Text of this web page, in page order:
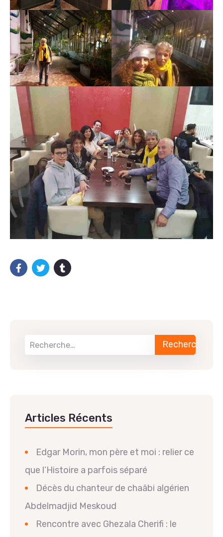
Articles Récents
Edgar Morin, mon père et moi : relier ce
que l’Histoire a parfois séparé
Décès du chanteur de chaâbi algérien
Abdelmadjid Meskoud
Rencontre avec Ghezala Cherifi : le